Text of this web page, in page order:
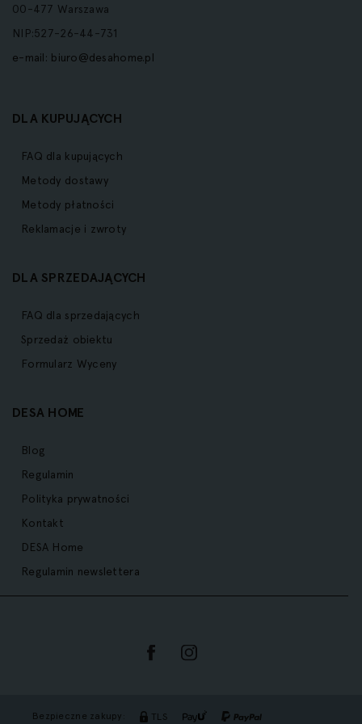
00-477 Warszawa
NIP:527-26-44-731
e-mail: biuro@desahome.pl
DLA KUPUJĄCYCH
FAQ dla kupujących
Metody dostawy
Metody płatności
Reklamacje i zwroty
DLA SPRZEDAJĄCYCH
FAQ dla sprzedających
Sprzedaż obiektu
Formularz Wyceny
DESA HOME
Blog
Regulamin
Polityka prywatności
Kontakt
DESA Home
Regulamin newslettera
Bezpieczne zakupy: TLS